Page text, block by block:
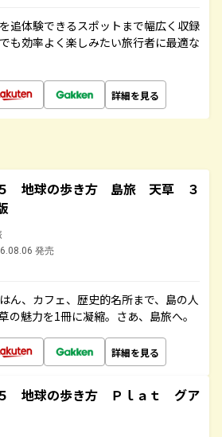
追体験できるスポットまで幅広く収録
も効率よく楽しみたい旅行者に最適な
詳細を見る
地球の歩き方 島旅 天草 ３
発売
ん、カフェ、歴史的名所まで、島の人
の魅力を1冊に凝縮。さあ、島旅へ。
詳細を見る
地球の歩き方 Ｐｌａｔ グア